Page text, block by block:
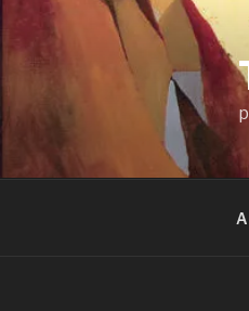
contenu